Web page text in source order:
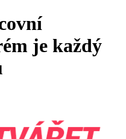
je každý